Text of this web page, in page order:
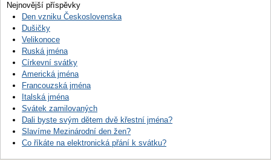
Nejnovější příspěvky
Den vzniku Československa
Dušičky
Velikonoce
Ruská jména
Církevní svátky
Americká jména
Francouzská jména
Italská jména
Svátek zamilovaných
Dali byste svým dětem dvě křestní jména?
Slavíme Mezinárodní den žen?
Co říkáte na elektronická přání k svátku?